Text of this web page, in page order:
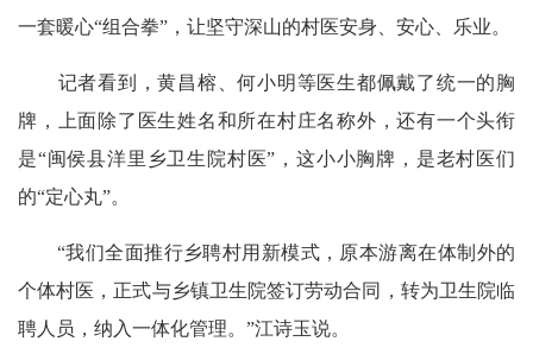
一套暖心“组合拳”，让坚守深山的村医安身、安心、乐业。
记者看到，黄昌榕、何小明等医生都佩戴了统一的胸
牌，上面除了医生姓名和所在村庄名称外，还有一个头衔
是“闽侯县洋里乡卫生院村医”，这小小胸牌，是老村医们
的“定心丸”。
“我们全面推行乡聘村用新模式，原本游离在体制外的
个体村医，正式与乡镇卫生院签订劳动合同，转为卫生院临
聘人员，纳入一体化管理。”江诗玉说。